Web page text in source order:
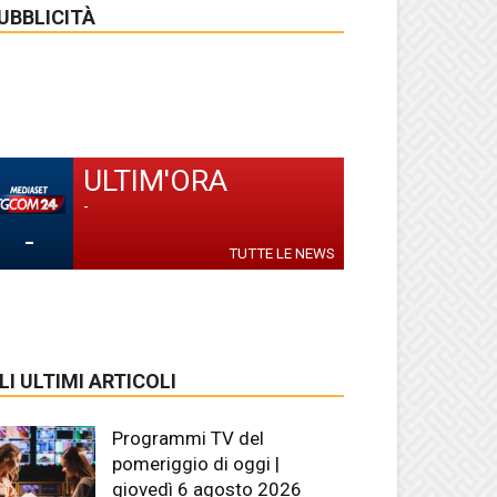
-
ULTIM'ORA
-
TUTTE LE NEWS
ULTIMI ARTICOLI
Programmi TV del
pomeriggio di oggi |
giovedì 6 agosto 2026